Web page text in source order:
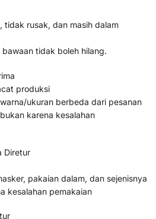
tidak rusak, dan masih dalam
tidak boleh hilang.
produksi
ukuran berbeda dari pesanan
karena kesalahan
Diretur
pakaian dalam, dan sejenisnya
kesalahan pemakaian